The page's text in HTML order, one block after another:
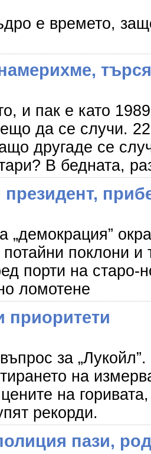
е времето,
и пак е като
да се случи.
другаде се
В бедната,
„демокрация”
поклони и
порти на старо-
ломотене
приоритети
за
на
на
рекорди.
пази,